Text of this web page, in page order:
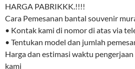
HARGA PABRIKKK.!!!!
Cara Pemesanan bantal souvenir
• Kontak kami di nomor di atas via
• Tentukan model dan jumlah
Harga dan estimasi waktu
kami